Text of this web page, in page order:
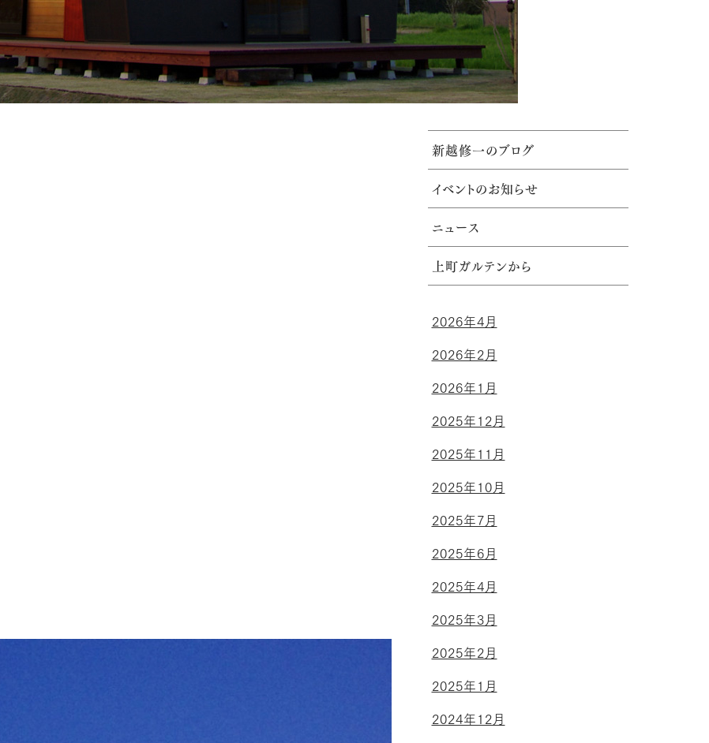
新越修一のブログ
イベントのお知らせ
ニュース
上町ガルテンから
2026年4月
2026年2月
2026年1月
2025年12月
2025年11月
2025年10月
2025年7月
2025年6月
2025年4月
2025年3月
2025年2月
2025年1月
2024年12月